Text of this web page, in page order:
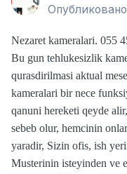
Nezaret kameralari. 055
Bu gun tehlukesizlik
qurasdirilmasi aktual
kameralari bir nece
qanuni hereketi qeyde
sebeb olur, hemcinin
yaradir, Sizin ofis, ish
Musterinin isteyinden ve